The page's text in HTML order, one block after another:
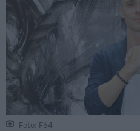
Foto: F64